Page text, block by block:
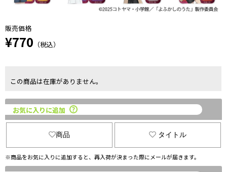
販売価格
¥770 （税込）
この商品は在庫がありません。
お気に入りに追加
商品 タイトル
※商品をお気に入りに追加すると、再入荷が決まった際にメールが届きます。